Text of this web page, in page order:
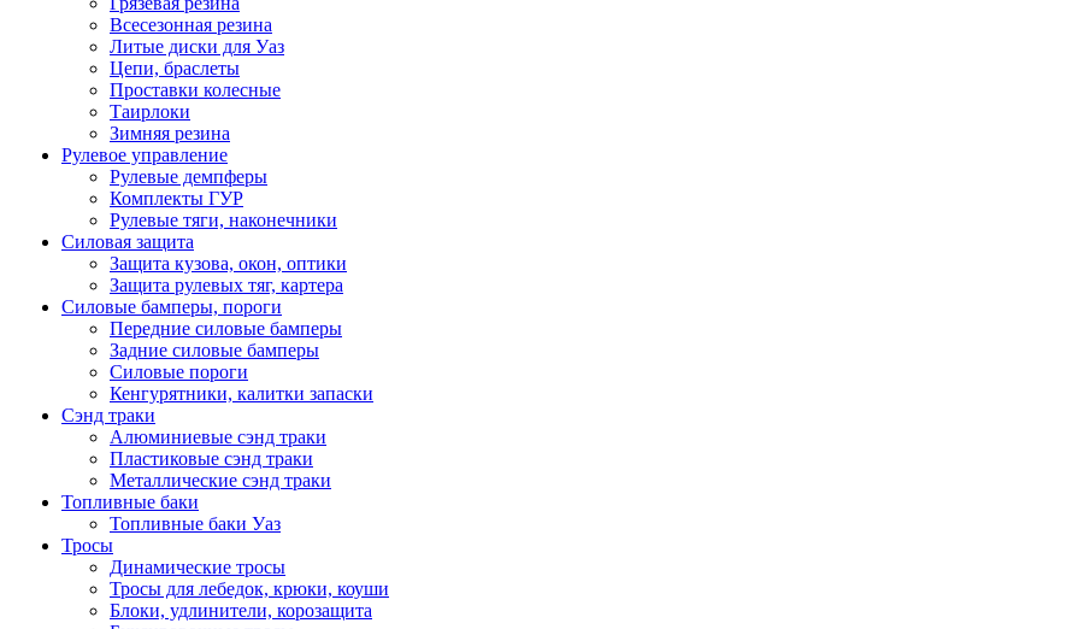
Всесезонная резина
Литые диски для Уаз
Цепи, браслеты
Проставки колесные
Таирлоки
Зимняя резина
Рулевое управление
Рулевые демпферы
Комплекты ГУР
Рулевые тяги, наконечники
Силовая защита
Защита кузова, окон, оптики
Защита рулевых тяг, картера
Силовые бамперы, пороги
Передние силовые бамперы
Задние силовые бамперы
Силовые пороги
Кенгурятники, калитки запаски
Сэнд траки
Алюминиевые сэнд траки
Пластиковые сэнд траки
Металлические сэнд траки
Топливные баки
Топливные баки Уаз
Тросы
Динамические тросы
Тросы для лебедок, крюки, коуши
Блоки, удлинители, корозащита